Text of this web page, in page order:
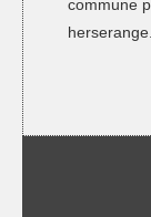
commune